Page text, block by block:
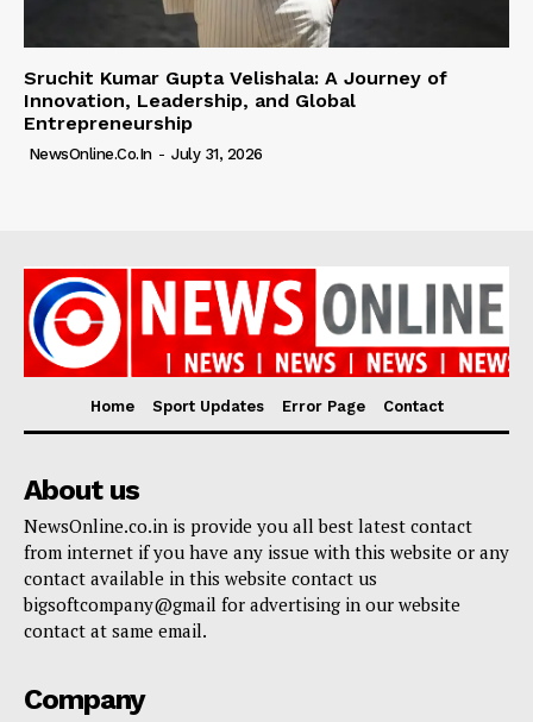
Sruchit Kumar Gupta Velishala: A Journey of
Innovation, Leadership, and Global
Entrepreneurship
NewsOnline.co.in - July 31, 2026
Home Sport Updates Error Page Contact
About us
NewsOnline.co.in is provide you all best latest contact
from internet if you have any issue with this website or any
contact available in this website contact us
bigsoftcompany@gmail for advertising in our website
contact at same email.
Company